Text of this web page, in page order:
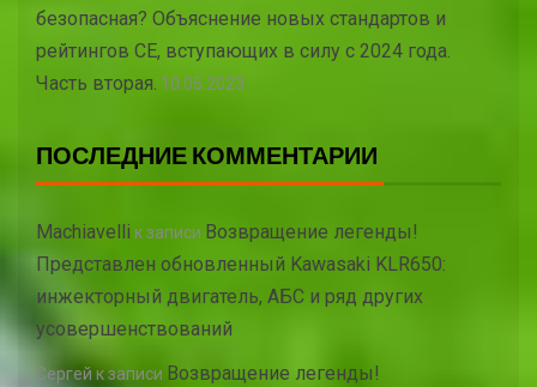
безопасная? Объяснение новых стандартов и
рейтингов CE, вступающих в силу с 2024 года.
Часть вторая. 10.05.2023
ПОСЛЕДНИЕ КОММЕНТАРИИ
Machiavelli к записи Возвращение легенды!
Представлен обновленный Kawasaki KLR650:
инжекторный двигатель, АБС и ряд других
усовершенствований
Сергей к записи Возвращение легенды!